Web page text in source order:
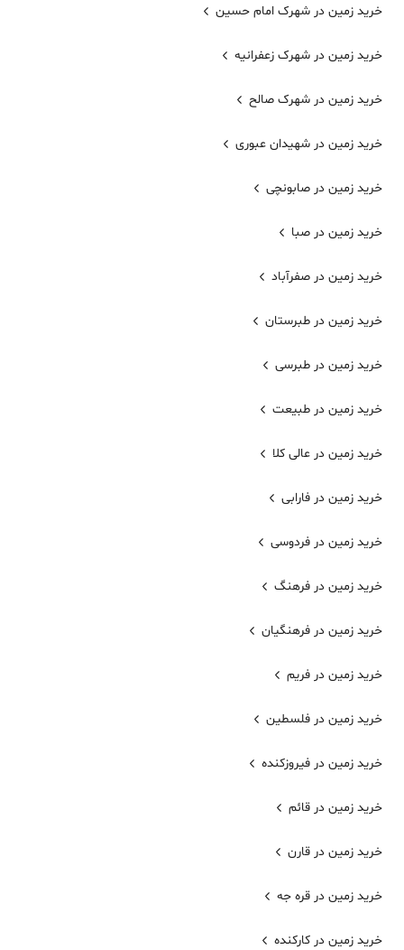
خرید زمین در شهرک امام حسین
خرید زمین در شهرک زعفرانیه
خرید زمین در شهرک صالح
خرید زمین در شهیدان عبوری
خرید زمین در صابونچی
خرید زمین در صبا
خرید زمین در صفرآباد
خرید زمین در طبرستان
خرید زمین در طبرسی
خرید زمین در طبیعت
خرید زمین در عالی کلا
خرید زمین در فارابی
خرید زمین در فردوسی
خرید زمین در فرهنگ
خرید زمین در فرهنگیان
خرید زمین در فریم
خرید زمین در فلسطین
خرید زمین در فیروزکنده
خرید زمین در قائم
خرید زمین در قارن
خرید زمین در قره جه
خرید زمین در کارکنده